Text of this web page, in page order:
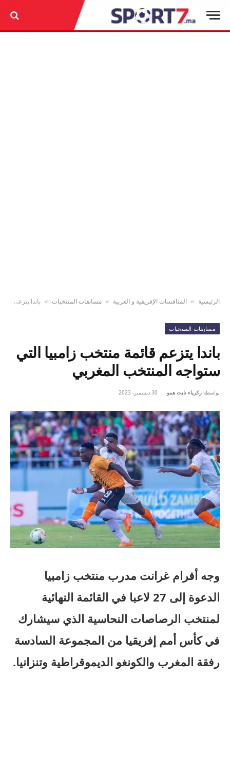
الرئيسية » المنافسات الإفريقية و العربية » مسابقات المنتخبات » باندا يتزعم قائمة منتخب زامبيا التي ستواجه المنتخب المغربي
مسابقات المنتخبات
باندا يتزعم قائمة منتخب زامبيا التي
ستواجه المنتخب المغربي
بواسطة زكرياء نايت همو 30 ديسمبر، 2023
وجه أفرام غرانت مدرب منتخب زامبيا
الدعوة إلى 27 لاعبا في القائمة النهائية
لمنتخب الرصاصات النحاسية الذي سيشارك
في كأس أمم إفريقيا من المجموعة السادسة
رفقة المغرب والكونغو الديموقراطية وتنزانيا.